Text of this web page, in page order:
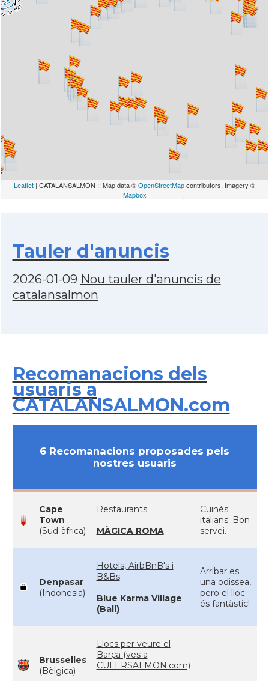
Leaflet | CATALANSALMON :: Map data ©OpenStreetMapcontributors, Imagery ©
Mapbox
Tauler d'anuncis
2026-01-09 Nou tauler d'anuncis de
catalansalmon
Recomanacions dels
usuaris a
CATALANSALMON.com
6 Recomanacions proposades pels
nostres usuaris
Cape
Town
(Sud-àfrica)
Restaurants
MÀGICA ROMA
Cuinés
italians. Bon
servei.
Denpasar
(Indonesia)
Hotels, AirbBnB's i
B&Bs
Blue Karma Village
(Bali)
Arribar es
una odissea,
pero el lloc
és fantàstic!
Brusselles
(Bèlgica)
Llocs per veure el
Barça (ves a
CULERSALMON.com)